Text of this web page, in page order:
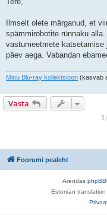
t
s
Ilmselt olete märganud, et
spämmirobotite rünnaku
vastumeetmete
päev aega. Vabandan
Minu Blu-ray kollektsioon (kasvab
Vasta
1
Foorumi pealeht
Arendas phpBB
Estonian